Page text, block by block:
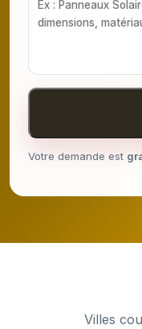
Votre demande est
Villes